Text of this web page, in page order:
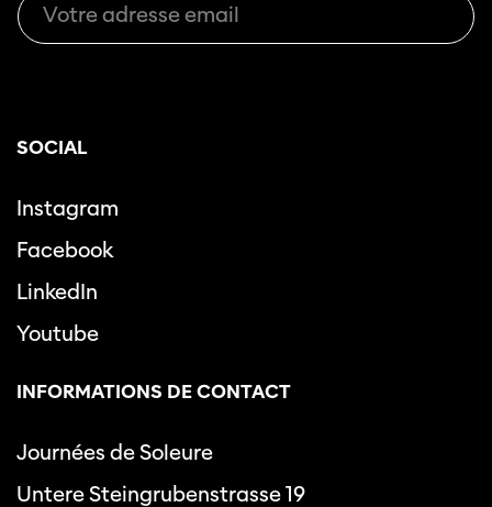
SOCIAL
Instagram
Facebook
LinkedIn
Youtube
INFORMATIONS DE CONTACT
Journées de Soleure
Untere Steingrubenstrasse 19